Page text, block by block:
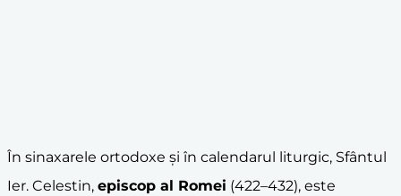
În sinaxarele ortodoxe și în calendarul liturgic, Sfântul
Ier. Celestin, episcop al Romei (422–432), este